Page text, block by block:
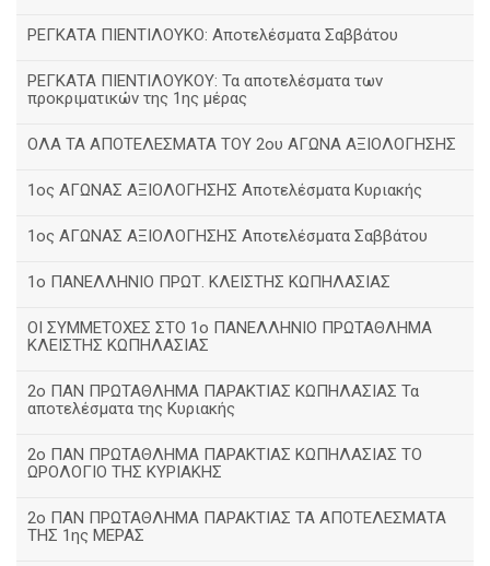
ΡΕΓΚΑΤΑ ΠΙΕΝΤΙΛΟΥΚΟ: Αποτελέσματα Σαββάτου
ΡΕΓΚΑΤΑ ΠΙΕΝΤΙΛΟΥΚΟΥ: Τα αποτελέσματα των
προκριματικών της 1ης μέρας
ΟΛΑ ΤΑ ΑΠΟΤΕΛΕΣΜΑΤΑ ΤΟΥ 2ου ΑΓΩΝΑ ΑΞΙΟΛΟΓΗΣΗΣ
1ος ΑΓΩΝΑΣ ΑΞΙΟΛΟΓΗΣΗΣ Αποτελέσματα Κυριακής
1ος ΑΓΩΝΑΣ ΑΞΙΟΛΟΓΗΣΗΣ Αποτελέσματα Σαββάτου
1ο ΠΑΝΕΛΛΗΝΙΟ ΠΡΩΤ. ΚΛΕΙΣΤΗΣ ΚΩΠΗΛΑΣΙΑΣ
ΟΙ ΣΥΜΜΕΤΟΧΕΣ ΣΤΟ 1ο ΠΑΝΕΛΛΗΝΙΟ ΠΡΩΤΑΘΛΗΜΑ
ΚΛΕΙΣΤΗΣ ΚΩΠΗΛΑΣΙΑΣ
2ο ΠΑΝ ΠΡΩΤΑΘΛΗΜΑ ΠΑΡΑΚΤΙΑΣ ΚΩΠΗΛΑΣΙΑΣ Τα
αποτελέσματα της Κυριακής
2ο ΠΑΝ ΠΡΩΤΑΘΛΗΜΑ ΠΑΡΑΚΤΙΑΣ ΚΩΠΗΛΑΣΙΑΣ ΤΟ
ΩΡΟΛΟΓΙΟ ΤΗΣ ΚΥΡΙΑΚΗΣ
2ο ΠΑΝ ΠΡΩΤΑΘΛΗΜΑ ΠΑΡΑΚΤΙΑΣ ΤΑ ΑΠΟΤΕΛΕΣΜΑΤΑ
ΤΗΣ 1ης ΜΕΡΑΣ